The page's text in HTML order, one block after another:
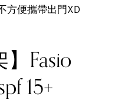
方便攜帶出門XD
Fasio
15+